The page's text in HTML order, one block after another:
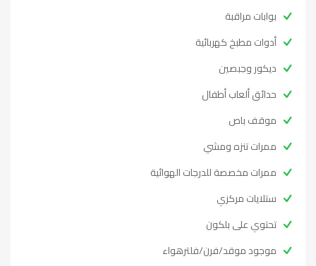
بوابات مراقبة
أدوات مطبخ كهربائية
ديكور وجبصين
حدائق ألعاب أطفال
موقف باص
ممرات تنزه ومشي
ممرات مخصصة للدرجات الهوائية
ستلايات مركزي
تحتوي على بلكون
موجود موقد/فرن/فلترهواء